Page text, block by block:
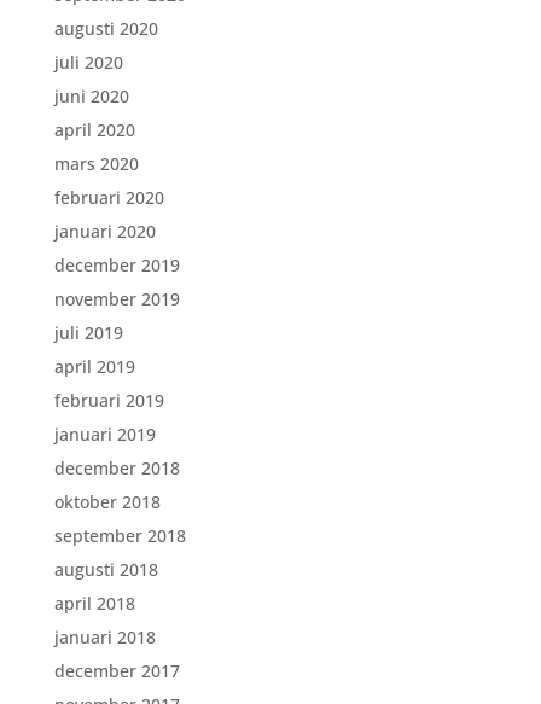
augusti 2020
juli 2020
juni 2020
april 2020
mars 2020
februari 2020
januari 2020
december 2019
november 2019
juli 2019
april 2019
februari 2019
januari 2019
december 2018
oktober 2018
september 2018
augusti 2018
april 2018
januari 2018
december 2017